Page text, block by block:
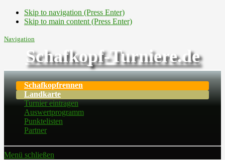
Skip to navigation (Press Enter)
Skip to main content (Press Enter)
Navigation
Schafkopf-Turniere.de
Schafkopfrennen
Landkarte
Turnier eintragen
Auswertprogramm
Punktelisten
Partner
Menü schließen